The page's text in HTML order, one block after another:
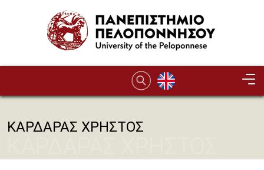
ΚΑΡΔΑΡΑΣ ΧΡΗΣΤΟΣ